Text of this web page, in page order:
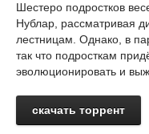
Шестеро подростков
Нублар, рассматривая
лестницам. Однако, в
так что подросткам
эволюционировать и
скачать торрент